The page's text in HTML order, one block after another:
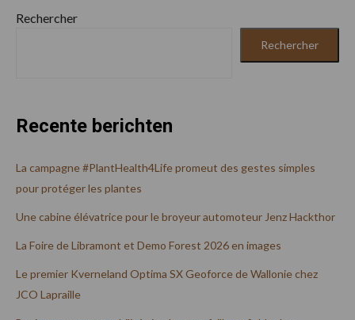
Rechercher
Rechercher
Recente berichten
La campagne #PlantHealth4Life promeut des gestes simples
pour protéger les plantes
Une cabine élévatrice pour le broyeur automoteur Jenz Hackthor
La Foire de Libramont et Demo Forest 2026 en images
Le premier Kverneland Optima SX Geoforce de Wallonie chez
JCO Lapraille